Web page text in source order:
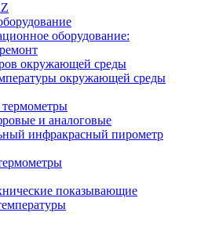
оборудование:
окружающей среды
окружающей среды
и аналоговые
инфракрасный пирометр
показывающие